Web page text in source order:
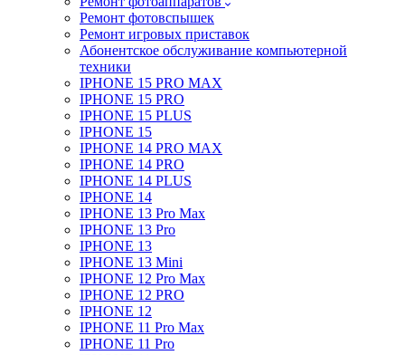
Ремонт фотовспышек
Ремонт игровых приставок
Абонентское обслуживание компьютерной
техники
IPHONE 15 PRO MAX
IPHONE 15 PRO
IPHONE 15 PLUS
IPHONE 15
IPHONE 14 PRO MAX
IPHONE 14 PRO
IPHONE 14 PLUS
IPHONE 14
IPHONE 13 Pro Max
IPHONE 13 Pro
IPHONE 13
IPHONE 13 Mini
IPHONE 12 Pro Max
IPHONE 12 PRO
IPHONE 12
IPHONE 11 Pro Max
IPHONE 11 Pro